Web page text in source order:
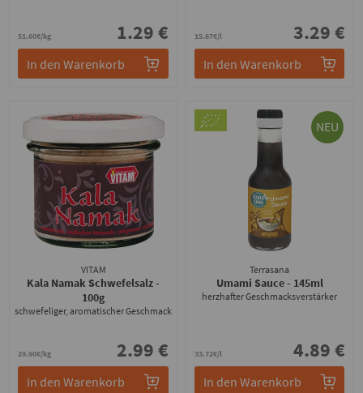
51.60€/kg 1.29 €
In den Warenkorb
15.67€/l 3.29 €
In den Warenkorb
VITAM
Kala Namak Schwefelsalz-
100g
schwefeliger, aromatischer Geschmack
29.90€/kg 2.99 €
In den Warenkorb
NEU
Terrasana
Umami Sauce- 145ml
herzhafter Geschmacksverstärker
33.72€/l 4.89 €
In den Warenkorb